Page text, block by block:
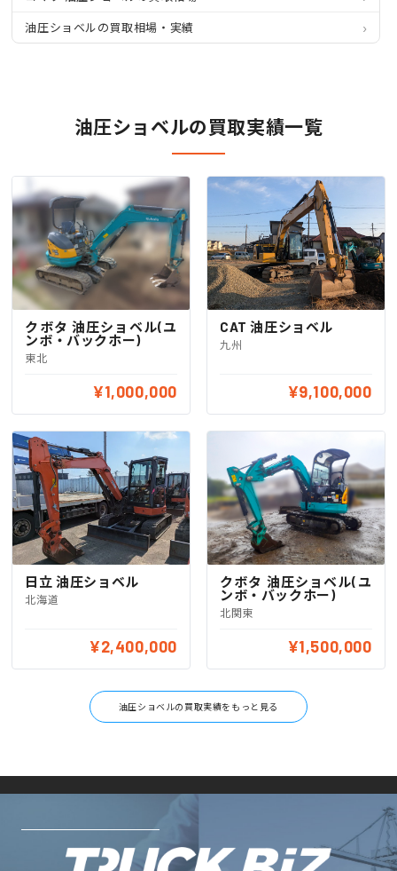
油圧ショベルの買取相場・実績
油圧ショベルの買取実績一覧
クボタ 油圧ショベル(ユ
ンボ・バックホー)
東北
¥1,000,000
CAT 油圧ショベル
九州
¥9,100,000
日立 油圧ショベル
北海道
¥2,400,000
クボタ 油圧ショベル(ユ
ンボ・バックホー)
北関東
¥1,500,000
油圧ショベルの買取実績をもっと見る